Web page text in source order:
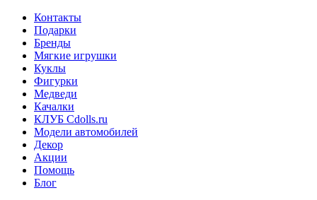
Контакты
Подарки
Бренды
Мягкие игрушки
Куклы
Фигурки
Медведи
Качалки
КЛУБ Cdolls.ru
Модели автомобилей
Декор
Акции
Помощь
Блог